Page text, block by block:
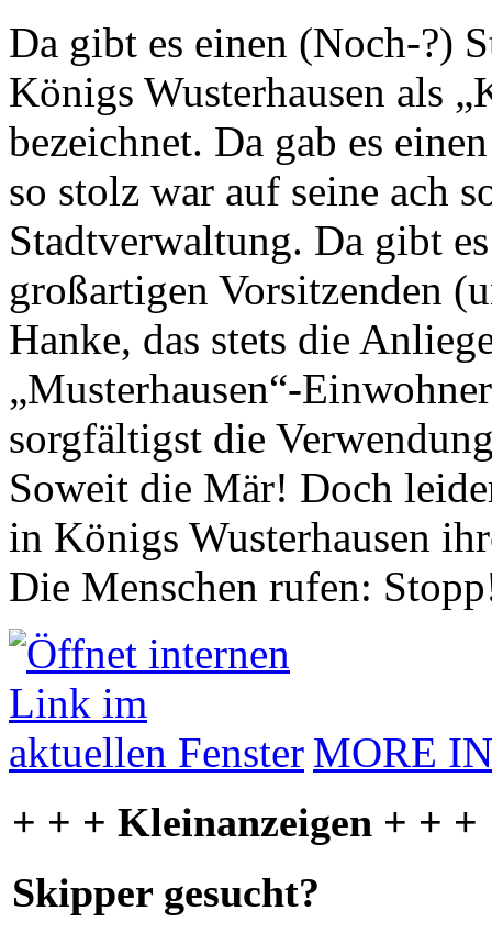
Da gibt es einen (Noch-?)
Königs Wusterhausen als
bezeichnet. Da gab es
so stolz war auf seine ach
Stadtverwaltung. Da gibt
großartigen Vorsitzenden
Hanke, das stets die
„Musterhausen“-
sorgfältigst die
Soweit die Mär! Doch
in Königs Wusterhausen
Die Menschen rufen:
MORE
+ + + Kleinanzeigen + + +
Skipper gesucht?